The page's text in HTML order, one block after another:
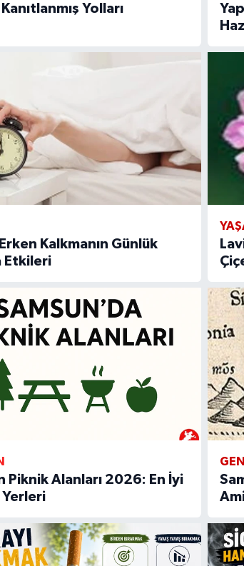
Yolları
Kalkmanın Günlük
Etkileri
Piknik Alanları 2026: En İyi